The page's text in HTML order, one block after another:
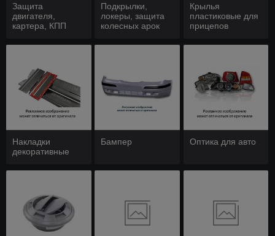
Защита
двигателя,
картера, КПП
Подкрылки,
локеры, защита
колесных арок
Крылья
пластиковые для
прицепов
Накладки
декоративные
Бампер Оптика для авто